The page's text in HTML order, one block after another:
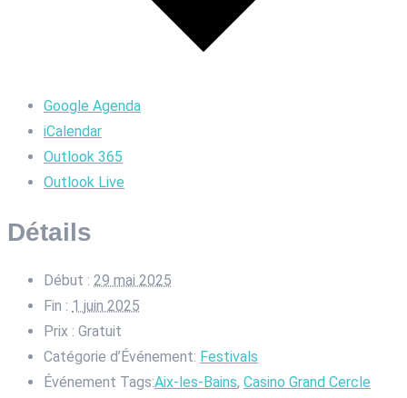
Google Agenda
iCalendar
Outlook 365
Outlook Live
Détails
Début : 29 mai 2025
Fin : 1 juin 2025
Prix : Gratuit
Catégorie d’Événement: Festivals
Événement Tags:Aix-les-Bains, Casino Grand Cercle